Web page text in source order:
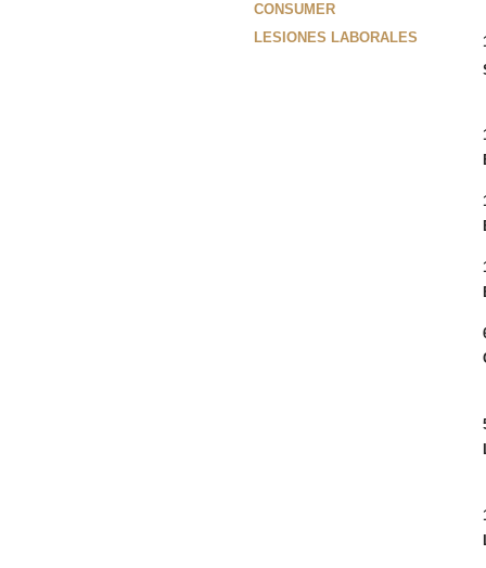
CONSUMER
LESIONES LABORALES